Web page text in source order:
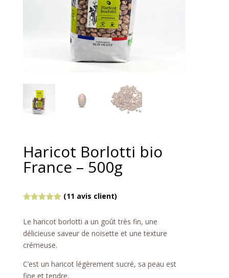
Haricot Borlotti bio
France – 500g
basé sur
client
(11 avis client)
Le haricot borlotti a un goût très fin, une
délicieuse saveur de noisette et une texture
crémeuse.
C’est un haricot légèrement sucré, sa peau est
fine et tendre.